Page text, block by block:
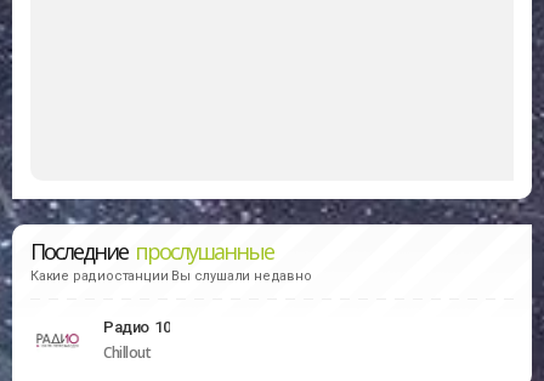
Последние прослушанные
Какие радиостанции Вы слушали недавно
Радио 10
Chillout